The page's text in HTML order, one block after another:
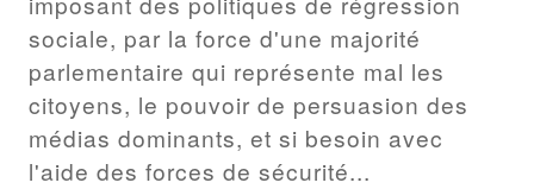
sociale, par la force d'une majorité
parlementaire qui représente mal les
citoyens, le pouvoir de persuasion des
médias dominants, et si besoin avec
l'aide des forces de sécurité...